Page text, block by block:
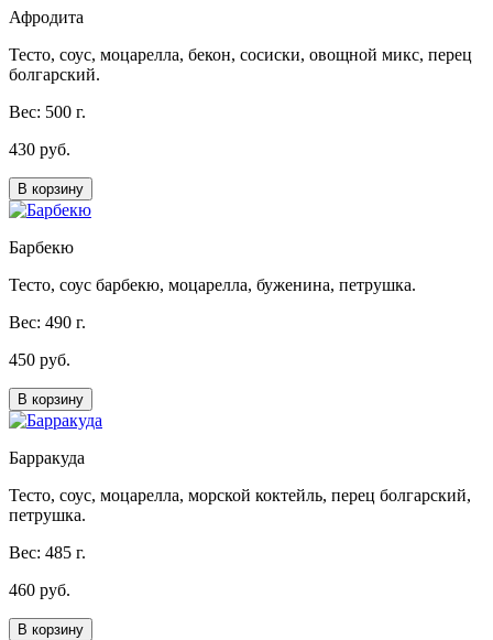
Афродита
Тесто, соус, моцарелла, бекон, сосиски, овощной микс, перец
болгарский.
Вес: 500 г.
430 руб.
В корзину
Барбекю
Тесто, соус барбекю, моцарелла, буженина, петрушка.
Вес: 490 г.
450 руб.
В корзину
Барракуда
Тесто, соус, моцарелла, морской коктейль, перец болгарский,
петрушка.
Вес: 485 г.
460 руб.
В корзину